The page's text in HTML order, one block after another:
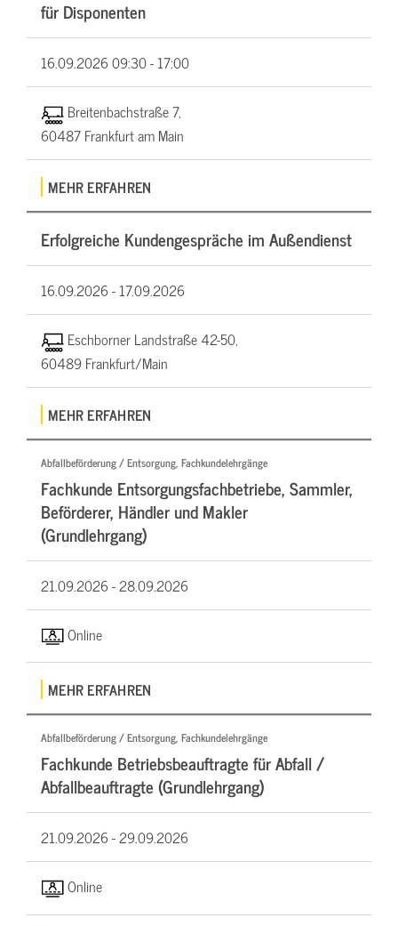
für Disponenten
16.09.202609:30 - 17:00
Breitenbachstraße 7,
60487 Frankfurt am Main
MEHR ERFAHREN
Erfolgreiche Kundengespräche im Außendienst
16.09.2026 -17.09.2026
Eschborner Landstraße 42-50,
60489 Frankfurt/Main
MEHR ERFAHREN
Abfallbeförderung / Entsorgung, Fachkundelehrgänge
Fachkunde Entsorgungsfachbetriebe, Sammler,
Beförderer, Händler und Makler
(Grundlehrgang)
21.09.2026 -28.09.2026
Online
MEHR ERFAHREN
Abfallbeförderung / Entsorgung, Fachkundelehrgänge
Fachkunde Betriebsbeauftragte für Abfall /
Abfallbeauftragte (Grundlehrgang)
21.09.2026 -29.09.2026
Online